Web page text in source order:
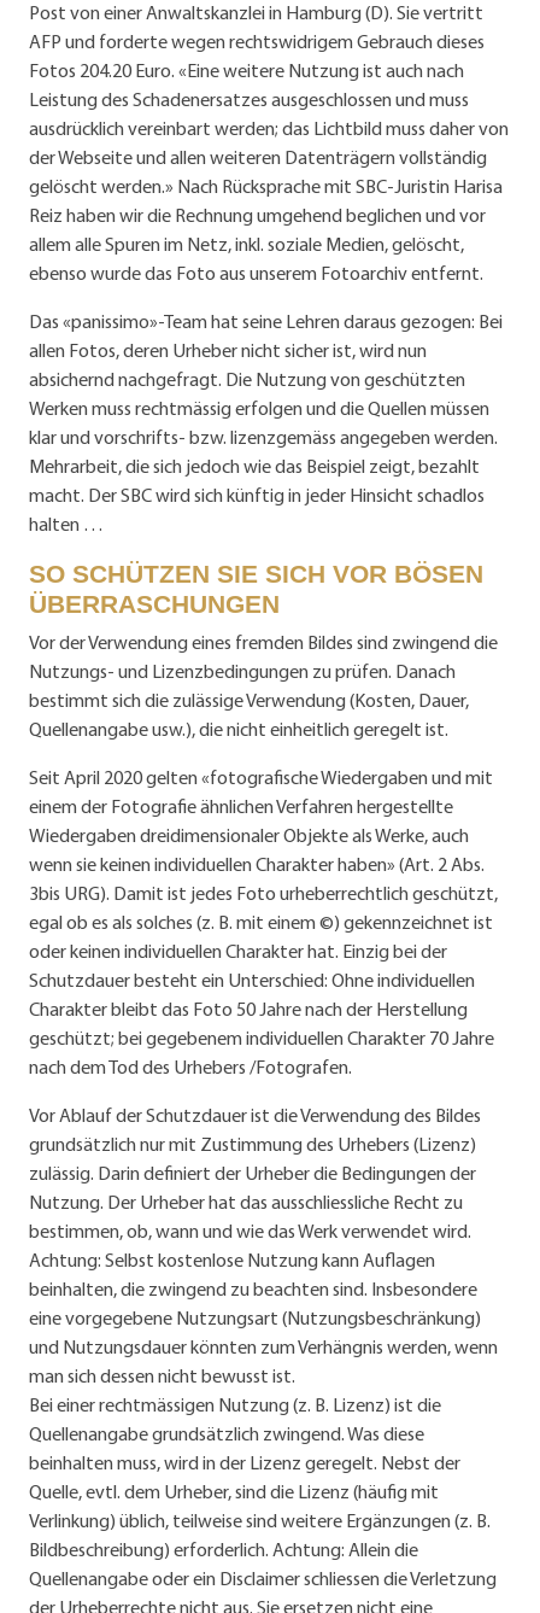
Post von einer Anwaltskanzlei in Hamburg (D). Sie vertritt
AFP und forderte wegen rechtswidrigem Gebrauch dieses
Fotos 204.20 Euro. «Eine weitere Nutzung ist auch nach
Leistung des Schadenersatzes ausgeschlossen und muss
ausdrücklich vereinbart werden; das Lichtbild muss daher von
der Webseite und allen weiteren Datenträgern vollständig
gelöscht werden.» Nach Rücksprache mit SBC-Juristin Harisa
Reiz haben wir die Rechnung umgehend beglichen und vor
allem alle Spuren im Netz, inkl. soziale Medien, gelöscht,
ebenso wurde das Foto aus unserem Fotoarchiv entfernt.
Das «panissimo»-Team hat seine Lehren daraus gezogen: Bei
allen Fotos, deren Urheber nicht sicher ist, wird nun
absichernd nachgefragt. Die Nutzung von geschützten
Werken muss rechtmässig erfolgen und die Quellen müssen
klar und vorschrifts- bzw. lizenzgemäss angegeben werden.
Mehrarbeit, die sich jedoch wie das Beispiel zeigt, bezahlt
macht. Der SBC wird sich künftig in jeder Hinsicht schadlos
halten …
SO SCHÜTZEN SIE SICH VOR BÖSEN
ÜBERRASCHUNGEN
Vor der Verwendung eines fremden Bildes sind zwingend die
Nutzungs- und Lizenzbedingungen zu prüfen. Danach
bestimmt sich die zulässige Verwendung (Kosten, Dauer,
Quellenangabe usw.), die nicht einheitlich geregelt ist.
Seit April 2020 gelten «fotografische Wiedergaben und mit
einem der Fotografie ähnlichen Verfahren hergestellte
Wiedergaben dreidimensionaler Objekte als Werke, auch
wenn sie keinen individuellen Charakter haben» (Art. 2 Abs.
3bis URG). Damit ist jedes Foto urheberrechtlich geschützt,
egal ob es als solches (z. B. mit einem ©) gekennzeichnet ist
oder keinen individuellen Charakter hat. Einzig bei der
Schutzdauer besteht ein Unterschied: Ohne individuellen
Charakter bleibt das Foto 50 Jahre nach der Herstellung
geschützt; bei gegebenem individuellen Charakter 70 Jahre
nach dem Tod des Urhebers /Fotografen.
Vor Ablauf der Schutzdauer ist die Verwendung des Bildes
grundsätzlich nur mit Zustimmung des Urhebers (Lizenz)
zulässig. Darin definiert der Urheber die Bedingungen der
Nutzung. Der Urheber hat das ausschliessliche Recht zu
bestimmen, ob, wann und wie das Werk verwendet wird.
Achtung: Selbst kostenlose Nutzung kann Auflagen
beinhalten, die zwingend zu beachten sind. Insbesondere
eine vorgegebene Nutzungsart (Nutzungsbeschränkung)
und Nutzungsdauer könnten zum Verhängnis werden, wenn
man sich dessen nicht bewusst ist.
Bei einer rechtmässigen Nutzung (z. B. Lizenz) ist die
Quellenangabe grundsätzlich zwingend. Was diese
beinhalten muss, wird in der Lizenz geregelt. Nebst der
Quelle, evtl. dem Urheber, sind die Lizenz (häufig mit
Verlinkung) üblich, teilweise sind weitere Ergänzungen (z. B.
Bildbeschreibung) erforderlich. Achtung: Allein die
Quellenangabe oder ein Disclaimer schliessen die Verletzung
der Urheberrechte nicht aus. Sie ersetzen nicht eine